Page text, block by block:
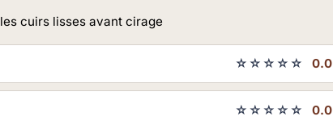
cuirs lisses avant cirage
☆☆☆☆☆ 0.0
☆☆☆☆☆ 0.0